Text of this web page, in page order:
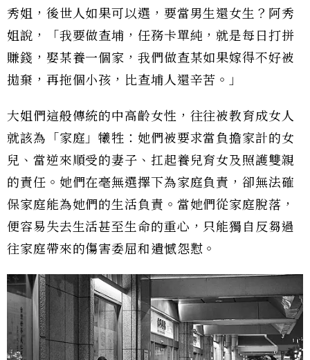
秀姐，後世人如果可以選，要當男生還女生？阿秀
姐說，「我要做查埔，任務卡單純，就是每日打拼
賺錢，娶某養一個家，我們做查某如果嫁得不好被
拋棄，再拖個小孩，比查埔人還辛苦。」
大姐們這般傳統的中高齡女性，往往被教育成女人
就該為「家庭」犧牲：她們被要求當負擔家計的女
兒、當逆來順受的妻子、扛起養兒育女及照護雙親
的責任。她們在毫無選擇下為家庭負責，卻無法確
保家庭能為她們的生活負責。當她們從家庭脫落，
便容易失去生活甚至生命的重心，只能獨自反芻過
往家庭帶來的傷害委屈和遺憾怨懟。